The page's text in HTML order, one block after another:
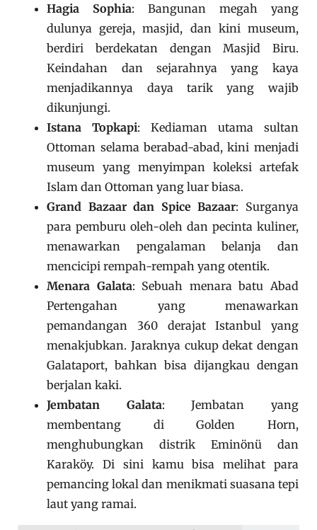
Hagia Sophia: Bangunan megah yang
dulunya gereja, masjid, dan kini museum,
berdiri berdekatan dengan Masjid Biru.
Keindahan dan sejarahnya yang kaya
menjadikannya daya tarik yang wajib
dikunjungi.
Istana Topkapi: Kediaman utama sultan
Ottoman selama berabad-abad, kini menjadi
museum yang menyimpan koleksi artefak
Islam dan Ottoman yang luar biasa.
Grand Bazaar dan Spice Bazaar: Surganya
para pemburu oleh-oleh dan pecinta kuliner,
menawarkan pengalaman belanja dan
mencicipi rempah-rempah yang otentik.
Menara Galata: Sebuah menara batu Abad
Pertengahan yang menawarkan
pemandangan 360 derajat Istanbul yang
menakjubkan. Jaraknya cukup dekat dengan
Galataport, bahkan bisa dijangkau dengan
berjalan kaki.
Jembatan Galata: Jembatan yang
membentang di Golden Horn,
menghubungkan distrik Eminönü dan
Karaköy. Di sini kamu bisa melihat para
pemancing lokal dan menikmati suasana tepi
laut yang ramai.